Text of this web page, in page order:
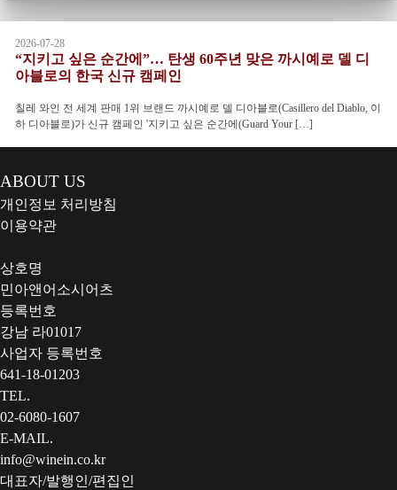
2026-07-28
“지키고 싶은 순간에”… 탄생 60주년 맞은 까시예로 델 디
아블로의 한국 신규 캠페인
칠레 와인 전 세계 판매 1위 브랜드 까시예로 델 디아블로(Casillero del Diablo, 이
하 디아블로)가 신규 캠페인 '지키고 싶은 순간에(Guard Your […]
ABOUT US
개인정보 처리방침
이용약관
상호명
민아앤어소시어츠
등록번호
강남 라01017
사업자 등록번호
641-18-01203
TEL.
02-6080-1607
E-MAIL.
info@winein.co.kr
대표자/발행인/편집인